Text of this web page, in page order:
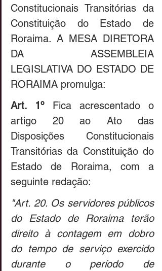
Constitucionais Transitórias da
Constituição do Estado de
Roraima. A MESA DIRETORA
DA ASSEMBLEIA
LEGISLATIVA DO ESTADO DE
RORAIMA promulga:
Art. 1º Fica acrescentado o
artigo 20 ao Ato das
Disposições Constitucionais
Transitórias da Constituição do
Estado de Roraima, com a
seguinte redação:
"Art. 20. Os servidores públicos
do Estado de Roraima terão
direito à contagem em dobro
do tempo de serviço exercido
durante o período de